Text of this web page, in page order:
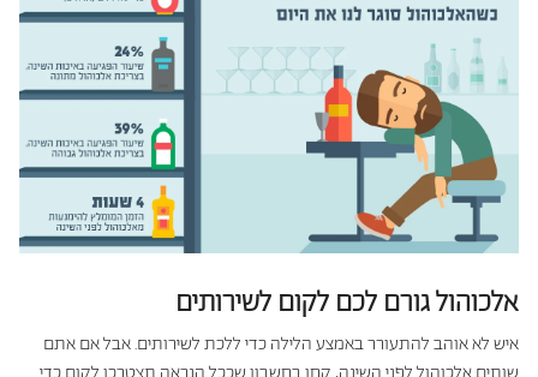
אלכוהול גורם לכם לקום לשירותים
איש לא אוהב להתעורר באמצע הלילה כדי ללכת לשירותים. אבל אם אתם